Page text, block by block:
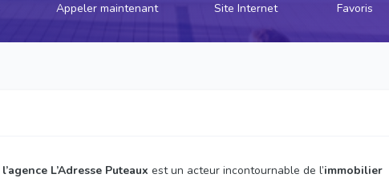
Appeler maintenant Site Internet Favoris
l’agence L’Adresse Puteaux est un acteur incontournable de l’immobilier